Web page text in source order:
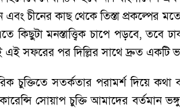
চীনের কাছ থেকে তিস্তা প্রকল্পের
কিছুটা মনস্তাত্ত্বিক চাপে পড়বে,
এই সফরের পর দিল্লির সাথে দ্রুত একটি
চুক্তিতে সতর্কতার পরামর্শ দিয়ে
সোয়াপ চুক্তি আমাদের বর্তমান